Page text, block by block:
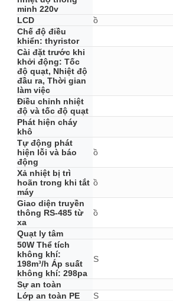
minh 220v
LCD
ồ
Chế độ điều
khiển: thyristor
Cài đặt trước khi
khởi động: Tốc
độ quạt, Nhiệt độ
đầu ra, Thời gian
làm việc
Điều chỉnh nhiệt
độ và tốc độ quạt
Phát hiện cháy
khô
Tự động phát
hiện lỗi và báo
động
ồ
Xả nhiệt bị trì
hoãn trong khi tắt
máy
ồ
Giao diện truyền
thông RS-485 từ
xa
ồ
Quạt ly tâm
50W Thể tích
không khí:
198m³/h Áp suất
không khí: 298pa
S
Sự an toàn
Lớp an toàn PE
S